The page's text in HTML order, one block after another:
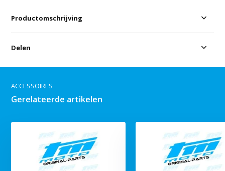
Productomschrijving
Delen
ACCESSOIRES
Gerelateerde artikelen